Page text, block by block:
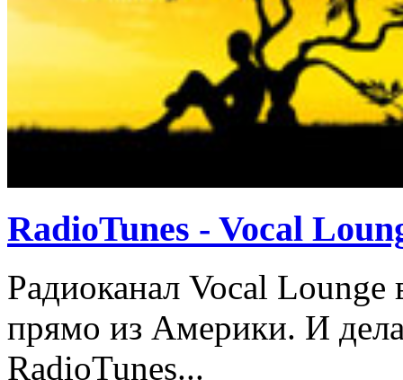
RadioTunes - Vocal
Радиоканал Vocal
прямо из Америки. И
RadioTunes...